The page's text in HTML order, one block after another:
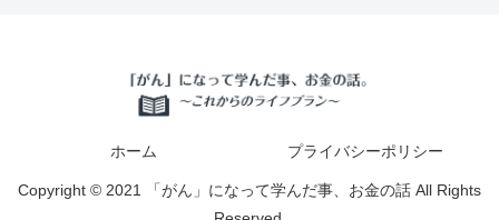
ホーム プライバシーポリシー
Copyright © 2021 「がん」になって学んだ事、お金の話 All Rights